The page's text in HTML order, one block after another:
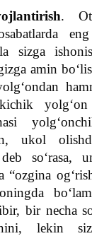
.
sizga
amin
ukol
so‘rasa,
“ozgina
bir necha
lekin siz